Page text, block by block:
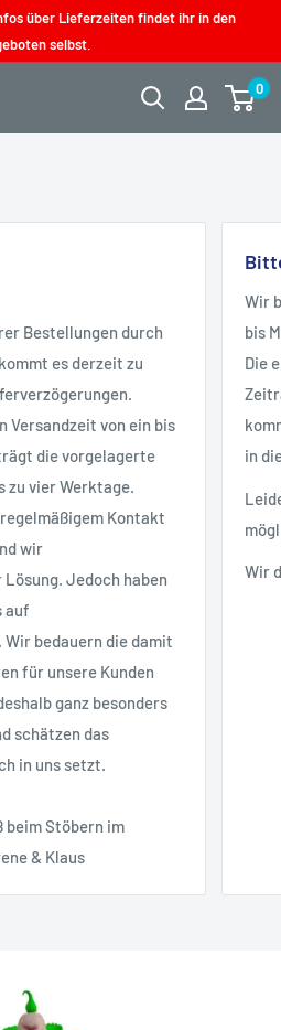
über Lieferzeiten findet ihr in den
selbst.
0
Bestellungen durch
es derzeit zu
Versandzeit von ein bis
die vorgelagerte
zu vier Werktage.
Kontakt
wir
Jedoch haben
auf
bedauern die damit
für unsere Kunden
ganz besonders
schätzen das
in uns setzt.
beim Stöbern im
& Klaus
Wir
bis
Die
in
Wir